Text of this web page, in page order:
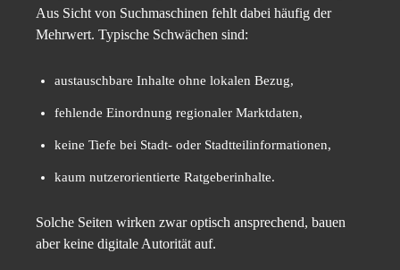
Aus Sicht von Suchmaschinen fehlt dabei häufig der
Mehrwert. Typische Schwächen sind:
austauschbare Inhalte ohne lokalen Bezug,
fehlende Einordnung regionaler Marktdaten,
keine Tiefe bei Stadt- oder Stadtteilinformationen,
kaum nutzerorientierte Ratgeberinhalte.
Solche Seiten wirken zwar optisch ansprechend, bauen
aber keine digitale Autorität auf.